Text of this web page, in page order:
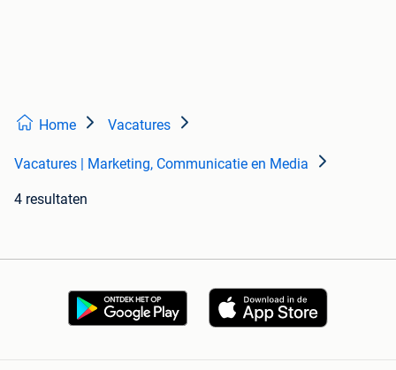
Home Vacatures
Vacatures | Marketing, Communicatie en Media
4 resultaten